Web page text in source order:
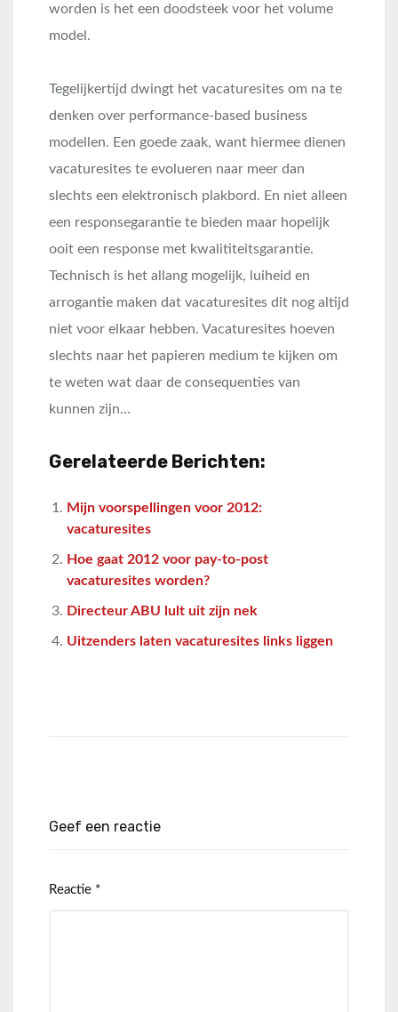
worden is het een doodsteek voor het volume
model.
Tegelijkertijd dwingt het vacaturesites om na te
denken over performance-based business
modellen. Een goede zaak, want hiermee dienen
vacaturesites te evolueren naar meer dan
slechts een elektronisch plakbord. En niet alleen
een responsegarantie te bieden maar hopelijk
ooit een response met kwalititeitsgarantie.
Technisch is het allang mogelijk, luiheid en
arrogantie maken dat vacaturesites dit nog altijd
niet voor elkaar hebben. Vacaturesites hoeven
slechts naar het papieren medium te kijken om
te weten wat daar de consequenties van
kunnen zijn…
Gerelateerde Berichten:
Mijn voorspellingen voor 2012:
vacaturesites
Hoe gaat 2012 voor pay-to-post
vacaturesites worden?
Directeur ABU lult uit zijn nek
Uitzenders laten vacaturesites links liggen
Geef een reactie
Reactie *